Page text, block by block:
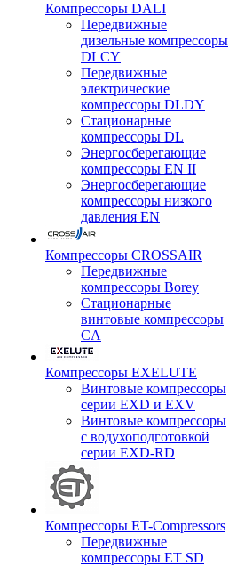
Компрессоры DALI
Передвижные
дизельные компрессоры
DLCY
Передвижные
электрические
компрессоры DLDY
Стационарные
компрессоры DL
Энергосберегающие
компрессоры EN II
Энергосберегающие
компрессоры низкого
давления EN
Компрессоры CROSSAIR
Передвижные
компрессоры Borey
Стационарные
винтовые компрессоры
CA
Компрессоры EXELUTE
Винтовые компрессоры
серии EXD и EXV
Винтовые компрессоры
с водухоподготовкой
серии EXD-RD
Компрессоры ET-Compressors
Передвижные
компрессоры ET SD